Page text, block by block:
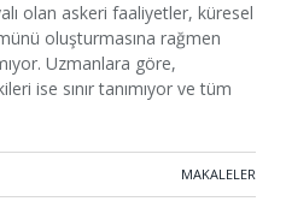
olan askeri faaliyetler, küresel
oluşturmasına rağmen
Uzmanlara göre,
ise sınır tanımıyor ve tüm
MAKALELER